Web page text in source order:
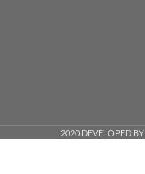
2020 DEVELOPED BY